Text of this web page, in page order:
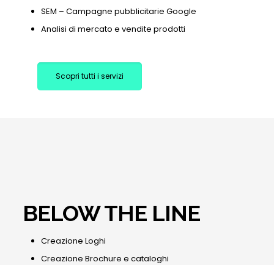
SEM – Campagne pubblicitarie Google
Analisi di mercato e vendite prodotti
Scopri tutti i servizi
BELOW THE LINE
Creazione Loghi
Creazione Brochure e cataloghi